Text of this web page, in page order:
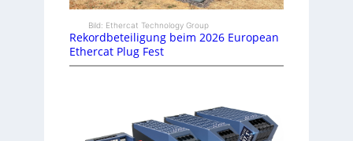
Bild: Ethercat Technology Group
Rekordbeteiligung beim 2026 European
Ethercat Plug Fest